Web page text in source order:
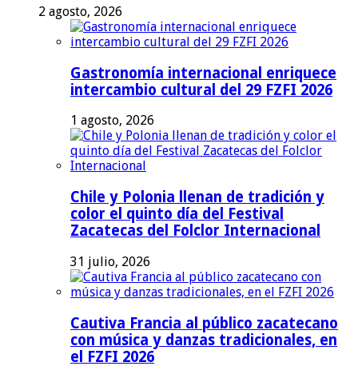
2 agosto, 2026
Gastronomía internacional enriquece
intercambio cultural del 29 FZFI 2026
1 agosto, 2026
Chile y Polonia llenan de tradición y
color el quinto día del Festival
Zacatecas del Folclor Internacional
31 julio, 2026
Cautiva Francia al público zacatecano
con música y danzas tradicionales, en
el FZFI 2026